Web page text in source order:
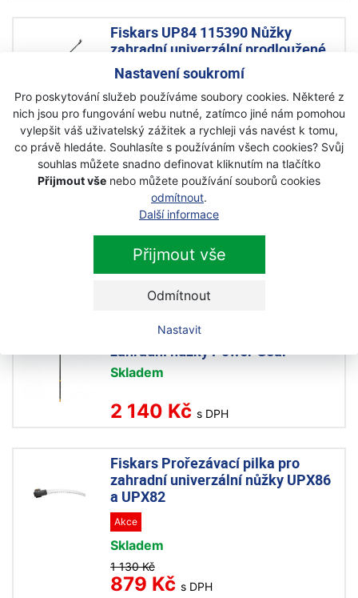
Nastavení soukromí
Pro poskytování služeb používáme soubory cookies. Některé z
nich jsou pro fungování webu nutné, zatímco jiné nám pomohou
vylepšit váš uživatelský zážitek a rychleji vás navést k tomu,
co právě hledáte. Souhlasíte s používáním všech cookies? Svůj
souhlas můžete snadno definovat kliknutím na tlačítko
Přijmout vše nebo můžete používání souborů cookies
odmítnout.
Další informace
Přijmout vše
Odmítnout
Nastavit
Fiskars UP84 115390 Nůžky
zahradní univerzální prodloužené
Akce
Skladem
2 850 Kč
2 460 Kč s DPH
Fiskars UPX86 Univerzální
zahradní nůžky teleskopické
Power Gear
Skladem
Fiskars UPX82 Univerzální
zahradní nůžky Power Gear
Skladem
2 140 Kč s DPH
Fiskars Prořezávací pilka pro
zahradní univerzální nůžky UPX86
a UPX82
Akce
Skladem
1 130 Kč
879 Kč s DPH